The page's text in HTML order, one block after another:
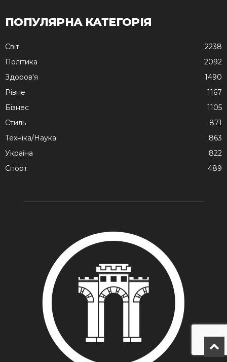
ПОПУЛЯРНА КАТЕГОРІЯ
Cвіт
2238
Політика
2092
Здоров'я
1490
Рівне
1167
Бізнес
1105
Стиль
871
Техніка/Наука
863
Україна
822
Спорт
489